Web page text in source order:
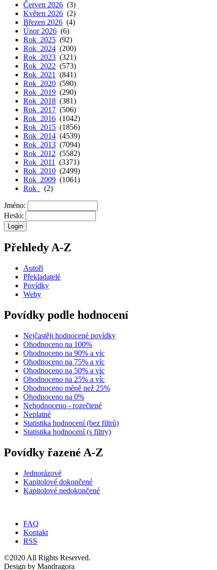
Červen 2026 (3)
Květen 2026 (2)
Březen 2026 (4)
Únor 2026 (6)
Rok 2025 (92)
Rok 2024 (200)
Rok 2023 (321)
Rok 2022 (573)
Rok 2021
(841)
Rok 2020 (590)
Rok 2019 (290)
Rok 2018 (381)
Rok 2017 (506)
Rok 2016 (1042)
Rok 2015 (1856)
Rok 2014 (4539)
Rok 2013 (7094)
Rok 2012 (5582)
Rok 2011
(3371)
Rok 2010 (2499)
Rok 2009 (1061)
Rok
(2)
Jméno:
Heslo:
Přehledy A-Z
Autoři
Překladatelé
Povídky
Weby
Povídky podle hodnocení
Nejčastěji hodnocené povídky
Ohodnoceno na 100%
Ohodnoceno na 90% a víc
Ohodnoceno na 75% a víc
Ohodnoceno na 50% a víc
Ohodnoceno na 25% a víc
Ohodnoceno méně než 25%
Ohodnoceno na 0%
Nehodnoceno - rozečtené
Neplatné
Statistika hodnocení (bez filtrů)
Statistika hodnocení (s filtry)
Povídky řazené A-Z
Jednorázové
Kapitolové dokončené
Kapitolové nedokončené
FAQ
Kontakt
RSS
©2020 All Rights Reserved.
Design by Mandragora